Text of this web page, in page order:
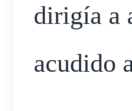
dirigía a
acudido